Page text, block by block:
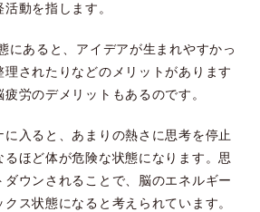
動を指します。
にあると、アイデアが生まれやすかっ
されたりなどのメリットがあります
労のデメリットもあるのです。
入ると、あまりの熱さに思考を停止
るほど体が危険な状態になります。思
ウンされることで、脳のエネルギー
ス状態になると考えられています。